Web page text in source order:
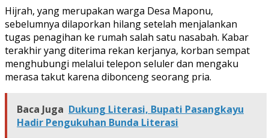
Hijrah, yang merupakan warga Desa Maponu,
sebelumnya dilaporkan hilang setelah menjalankan
tugas penagihan ke rumah salah satu nasabah. Kabar
terakhir yang diterima rekan kerjanya, korban sempat
menghubungi melalui telepon seluler dan mengaku
merasa takut karena dibonceng seorang pria.
Baca Juga Dukung Literasi, Bupati Pasangkayu
Hadir Pengukuhan Bunda Literasi